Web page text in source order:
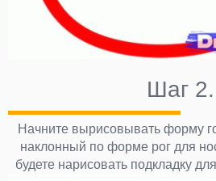
Шаг 2.
Начните вырисовывать форму
наклонный по форме рог для
будете нарисовать подкладку